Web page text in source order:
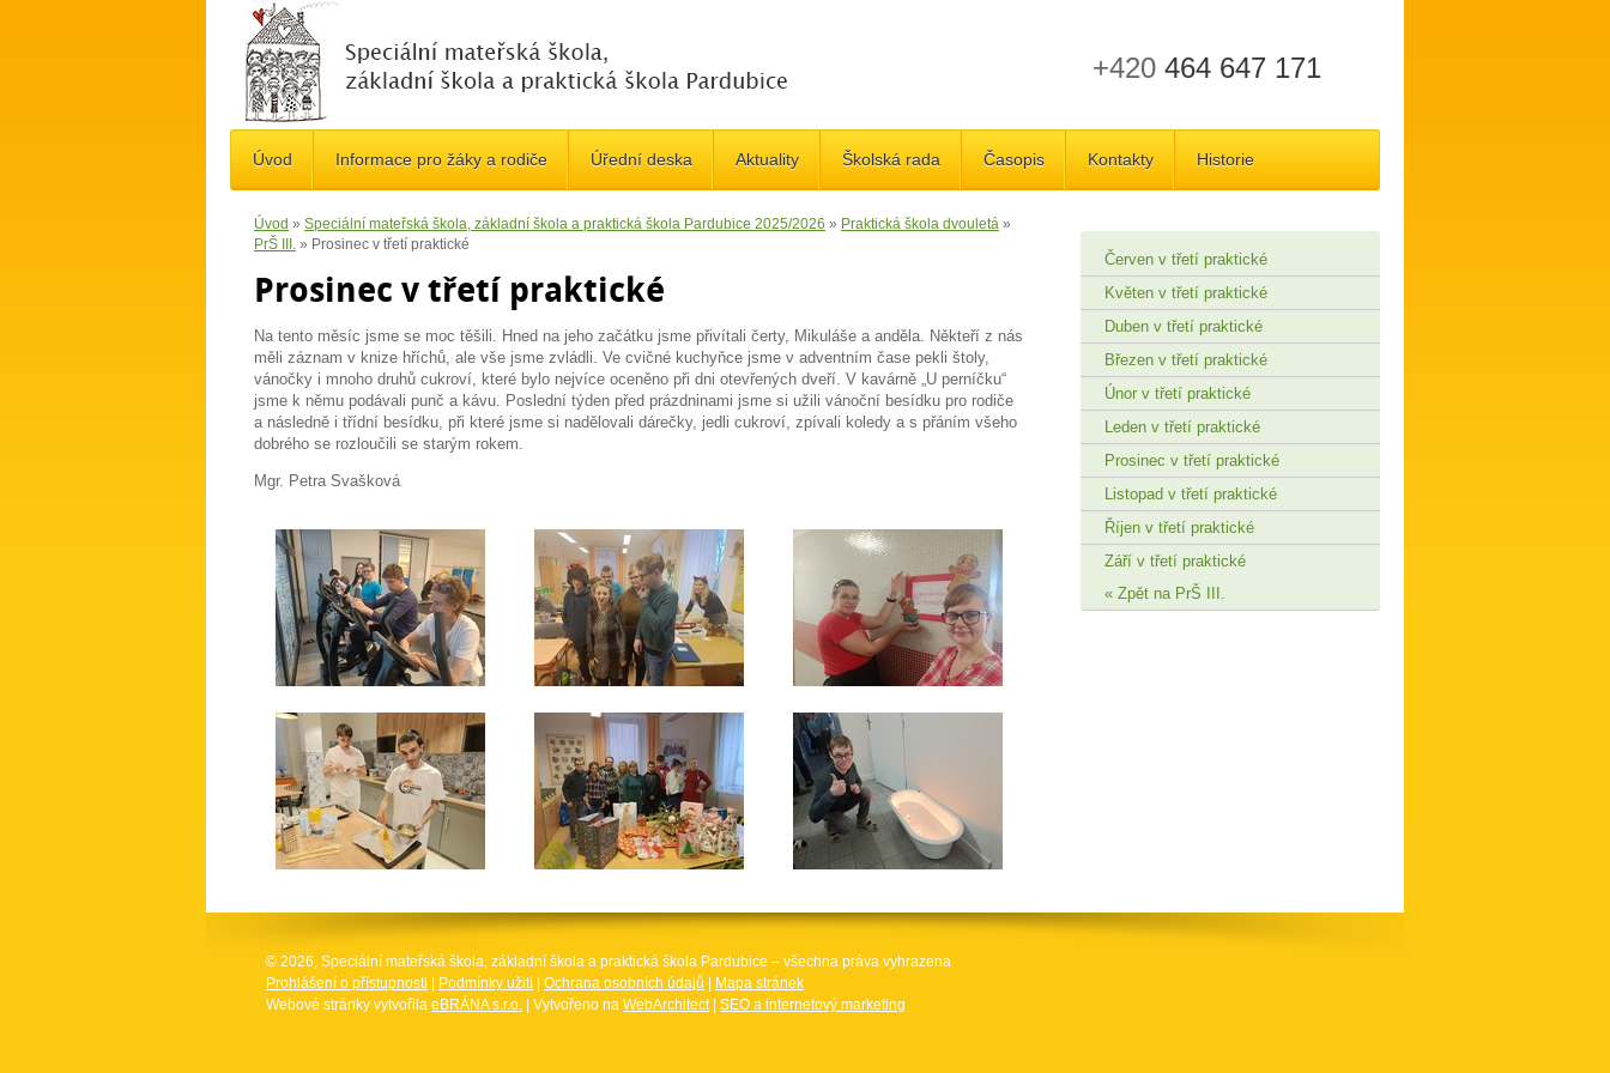
+420 464 647 171
Úvod Informace pro žáky a rodiče Úřední deska Aktuality Školská rada Časopis Kontakty Historie
Úvod » Speciální mateřská škola, základní škola a praktická škola Pardubice 2025/2026 » Praktická škola dvouletá »
PrŠ III. » Prosinec v třetí praktické
Prosinec v třetí praktické
Na tento měsíc jsme se moc těšili. Hned na jeho začátku jsme přivítali čerty, Mikuláše a anděla. Někteří z nás
měli záznam v knize hříchů, ale vše jsme zvládli. Ve cvičné kuchyňce jsme v adventním čase pekli štoly,
vánočky i mnoho druhů cukroví, které bylo nejvíce oceněno při dni otevřených dveří. V kavárně „U perníčku“
jsme k němu podávali punč a kávu. Poslední týden před prázdninami jsme si užili vánoční besídku pro rodiče
a následně i třídní besídku, při které jsme si nadělovali dárečky, jedli cukroví, zpívali koledy a s přáním všeho
dobrého se rozloučili se starým rokem.
Mgr. Petra Svašková
Červen v třetí praktické
Květen v třetí praktické
Duben v třetí praktické
Březen v třetí praktické
Únor v třetí praktické
Leden v třetí praktické
Prosinec v třetí praktické
Listopad v třetí praktické
Říjen v třetí praktické
Září v třetí praktické
Zpět na PrŠ III.
© 2026, Speciální mateřská škola, základní škola a praktická škola Pardubice – všechna práva vyhrazena
Prohlášení o přístupnosti
Podmínky užití Ochrana osobních údajů
Mapa stránek
Webové stránky vytvořila eBRÁNA s.r.o. | Vytvořeno na WebArchitect| SEO a internetový marketing